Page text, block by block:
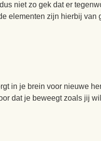
niet zo gek dat er
elementen zijn hierbij van
in je brein voor nieuwe
dat je beweegt zoals jij